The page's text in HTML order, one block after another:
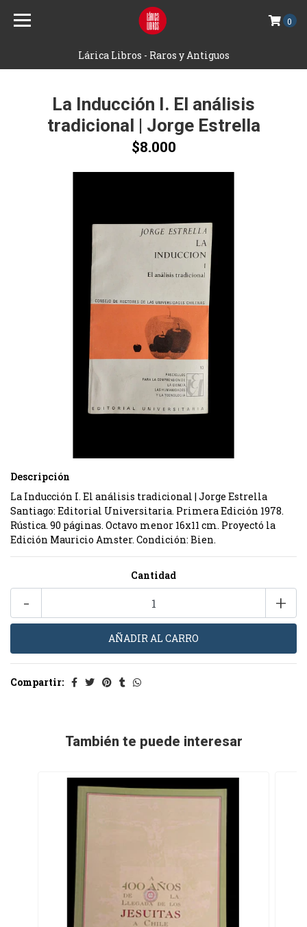
Lárica Libros - Raros y Antiguos
0
La Inducción I. El análisis
tradicional | Jorge Estrella
$8.000
Descripción
La Inducción I. El análisis tradicional | Jorge Estrella
Santiago: Editorial Universitaria. Primera Edición 1978.
Rústica. 90 páginas. Octavo menor 16x11 cm. Proyectó la
Edición Mauricio Amster. Condición: Bien.
Cantidad
+
-
Compartir:
También te puede interesar